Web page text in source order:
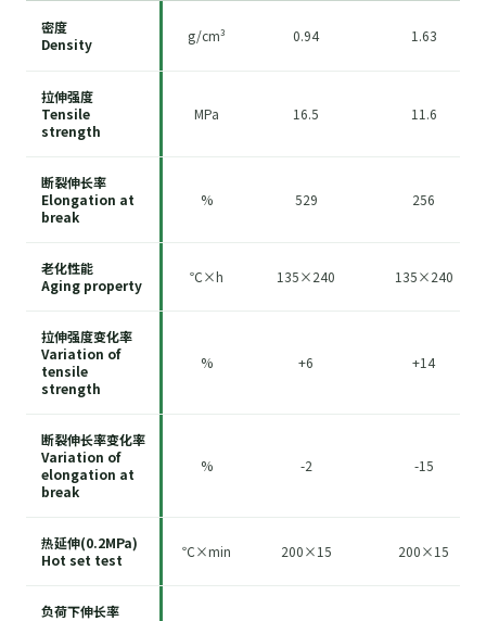
密度
Density
g/cm³ 0.94 1.63
拉伸强度
Tensile
strength
MPa 16.5 11.6
断裂伸长率
Elongation at
break
% 529 256
老化性能
Aging property
℃×h 135×240 135×240
拉伸强度变化率
Variation of
tensile
strength
% +6 +14
断裂伸长率变化率
Variation of
elongation at
break
% -2 -15
热延伸(0.2MPa)
Hot set test
℃×min 200×15 200×15
负荷下伸长率